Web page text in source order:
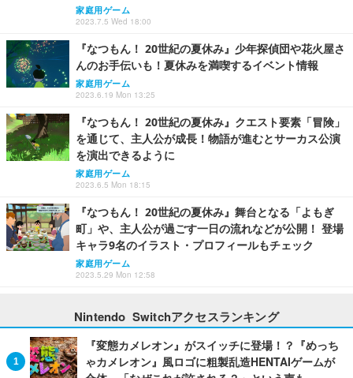
家庭用ゲーム
2023.7.5 Wed 18:00
『なつもん！ 20世紀の夏休み』少年探偵団や花火屋さ
んのお手伝いも！夏休みを満喫するイベント情報
家庭用ゲーム
2023.6.19 Mon 13:25
『なつもん！ 20世紀の夏休み』クエスト要素「冒険」
を通じて、主人公が成長！物語が進むとサーカス公演
を演出できるように
家庭用ゲーム
2023.6.5 Mon 18:15
『なつもん！ 20世紀の夏休み』舞台となる「よもぎ
町」や、主人公が過ごす一日の流れなどが公開！ 登場
キャラ9名のイラスト・プロフィールもチェック
家庭用ゲーム
2023.5.29 Mon 12:58
Nintendo Switchアクセスランキング
『変態カメレオン』がスイッチに登場！？『めっち
ゃカメレオン』風ロゴに粗製乱造HENTAIゲームが